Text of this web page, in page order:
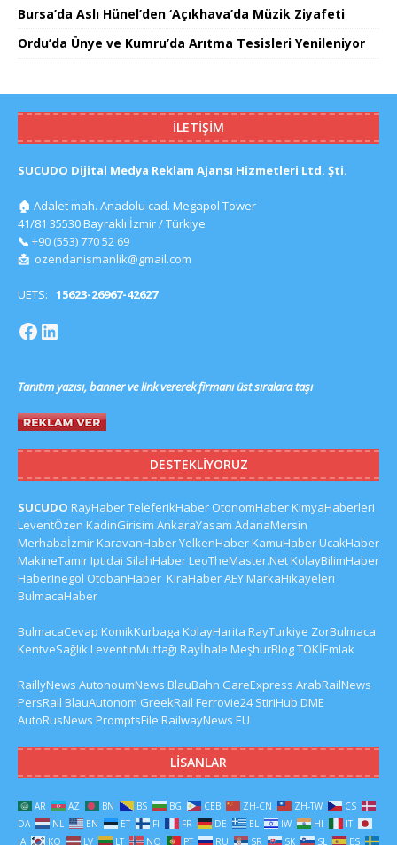
Bursa’da Aslı Hünel’den ‘Açıkhava’da Müzik Ziyafeti
Ordu’da Ünye ve Kumru’da Arıtma Tesisleri Yenileniyor
İLETIŞIM
SUCUDO Dijital Medya Reklam Ajansı Hizmetleri Ltd. Şti.
🏠 Adalet mah. Anadolu cad. Megapol Tower
41/81 35530 Bayraklı İzmir / Türkiye
📞 +90 (553) 770 52 69
📩 ozendanismanlik@gmail.com
UETS: 15623-26967-42627
Tanıtım yazısı, banner ve link vererek firmanı üst sıralara taşı
DESTEKLIYORUZ
SUCUDO RayHaberTeleferikHaber OtonomHaberKimyaHaberleri
LeventÖzen KadinGirisim AnkaraYasam AdanaMersin
MerhabaİzmirKaravanHaberYelkenHaberKamuHaberUcakHaber
MakineTamirIptidai SilahHaberLeoTheMaster.NetKolayBilimHaber
HaberInegol OtobanHaber KiraHaberAEYMarkaHikayeleri
BulmacaHaber
BulmacaCevap KomikKurbaga KolayHarita RayTurkiye ZorBulmaca
KentveSağlıkLeventinMutfağı Rayİhale MeşhurBlogTOKİEmlak
RaillyNews AutonoumNews BlauBahn GareExpress ArabRailNews
PersRail BlauAutonom GreekRail Ferrovie24 StiriHub DME
AutoRusNews PromptsFile RailwayNews EU
LISANLAR
AR AZ BN BS BG CEB ZH-CN ZH-TW
CS
DA
NL EN ET FI FR DE EL IW HI
IT
JA
KO LV LT NO PT RU SR SK SL
ES